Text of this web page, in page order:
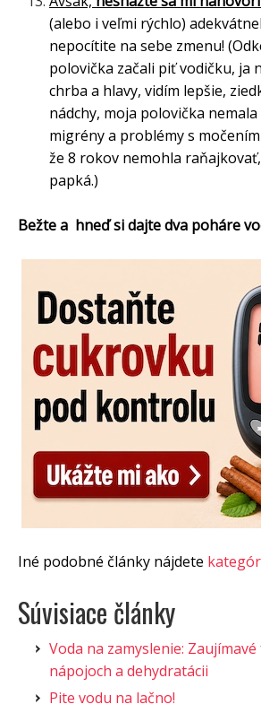
(alebo i veľmi rýchlo)
nepocítite na sebe zmenu!
polovička začali piť vodičku, ja
chrba a hlavy, vidím lepšie,
nádchy, moja polovička
migrény a problémy s
že 8 rokov nemohla
papká.)
Bežte a hneď si dajte dva poháre
Iné podobné články nájdete
Súvisiace články
Voda na zamyslenie:
nápojoch a dehydratácii
Pite vodu na lačno!